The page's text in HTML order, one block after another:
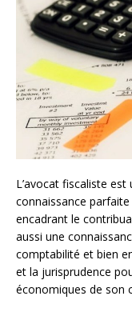
L’avocat fiscaliste
connaissance
encadrant le
aussi une
comptabilité et bien
et la jurisprudence
économiques de son